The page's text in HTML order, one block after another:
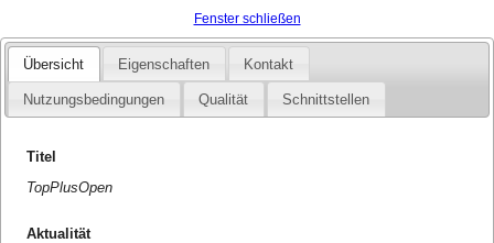
Fenster schließen
Übersicht Eigenschaften Kontakt
Nutzungsbedingungen Qualität Schnittstellen
Titel
TopPlusOpen
Aktualität